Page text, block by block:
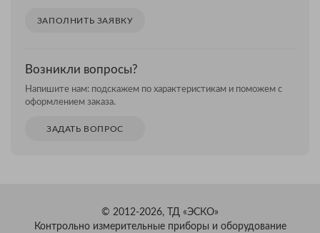
ЗАПОЛНИТЬ ЗАЯВКУ
Возникли вопросы?
Напишите нам: подскажем по характеристикам и поможем с
оформлением заказа.
ЗАДАТЬ ВОПРОС
© 2012-2026, ТД «ЭСКО»
Контрольно измерительные приборы и оборудование